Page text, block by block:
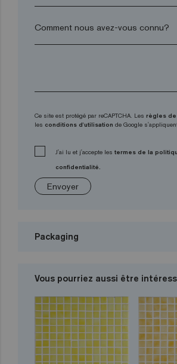
Ce site est protégé par reCAPTCHA. Les règles
les conditions d'utilisation de Google
J'ai lu et j'accepte les termes de la
confidentialité.
Envoyer
Packaging
Vous pourriez aussi être